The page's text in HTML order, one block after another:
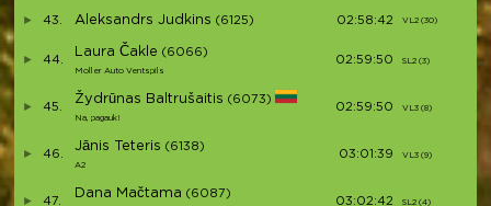
43. Aleksandrs Judkins (6125) 02:58:42 VL2 (30)
44.
Laura Čakle (6066)
Moller Auto Ventspils
02:59:50 SL2 (3)
45.
Žydrūnas Baltrušaitis (6073)
Na, pagauk!
02:59:50 VL3 (8)
46.
Jānis Teteris (6138)
A2
03:01:39 VL3 (9)
47.
Dana Mačtama (6087)
03:02:42 SL2 (4)